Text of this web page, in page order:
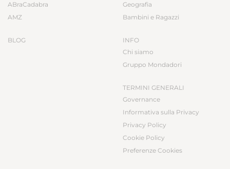
ABraCadabra
AMZ
BLOG
Geografia
Bambini e Ragazzi
INFO
Chi siamo
Gruppo Mondadori
TERMINI GENERALI
Governance
Informativa sulla Privacy
Privacy Policy
Cookie Policy
Preferenze Cookies